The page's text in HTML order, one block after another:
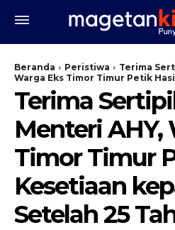
Beranda Peristiwa
Terima
Warga Eks Timor Timur Petik
Terima
Menteri AHY,
Timor Timur
Kesetiaan
Setelah 25